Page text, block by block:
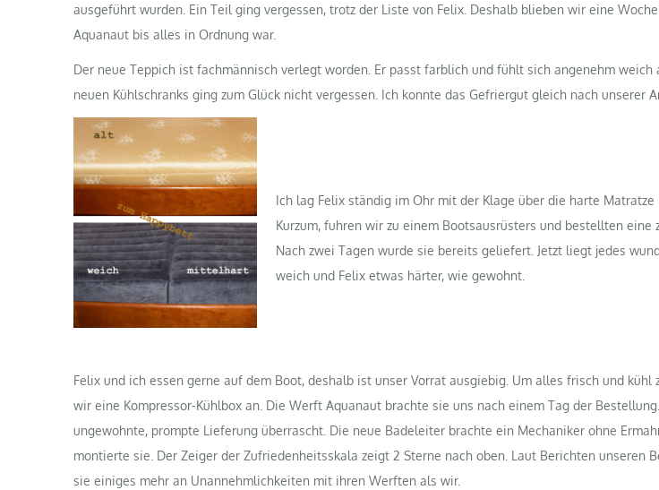
ausgeführt wurden. Ein Teil ging vergessen, trotz der Liste von Felix. Deshalb blieben wir eine
Aquanaut bis alles in Ordnung war.
Der neue Teppich ist fachmännisch verlegt worden. Er passt farblich und fühlt sich angenehm weich
neuen Kühlschranks ging zum Glück nicht vergessen. Ich konnte das Gefriergut gleich nach unserer
Ich lag Felix ständig im Ohr mit der Klage über die harte Matratze
Kurzum, fuhren wir zu einem Bootsausrüsters und bestellten eine
Nach zwei Tagen wurde sie bereits geliefert. Jetzt liegt jedes
weich und Felix etwas härter, wie gewohnt.
Felix und ich essen gerne auf dem Boot, deshalb ist unser Vorrat ausgiebig. Um alles frisch und kühl
wir eine Kompressor-Kühlbox an. Die Werft Aquanaut brachte sie uns nach einem Tag der
ungewohnte, prompte Lieferung überrascht. Die neue Badeleiter brachte ein Mechaniker ohne
montierte sie. Der Zeiger der Zufriedenheitsskala zeigt 2 Sterne nach oben. Laut Berichten unseren
sie einiges mehr an Unannehmlichkeiten mit ihren Werften als wir.